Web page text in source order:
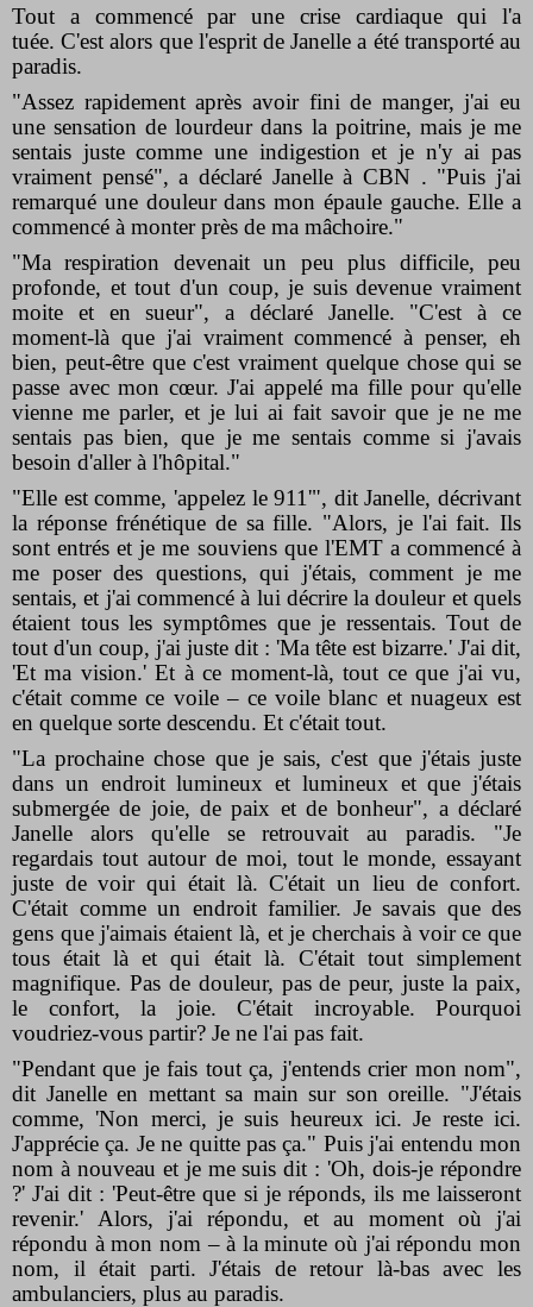
Tout a commencé par une crise cardiaque qui l'a
tuée. C'est alors que l'esprit de Janelle a été transporté au
paradis.
"Assez rapidement après avoir fini de manger, j'ai eu
une sensation de lourdeur dans la poitrine, mais je me
sentais juste comme une indigestion et je n'y ai pas
vraiment pensé", a déclaré Janelle à CBN . "Puis j'ai
remarqué une douleur dans mon épaule gauche. Elle a
commencé à monter près de ma mâchoire."
"Ma respiration devenait un peu plus difficile, peu
profonde, et tout d'un coup, je suis devenue vraiment
moite et en sueur", a déclaré Janelle. "C'est à ce
moment-là que j'ai vraiment commencé à penser, eh
bien, peut-être que c'est vraiment quelque chose qui se
passe avec mon cœur. J'ai appelé ma fille pour qu'elle
vienne me parler, et je lui ai fait savoir que je ne me
sentais pas bien, que je me sentais comme si j'avais
besoin d'aller à l'hôpital."
"Elle est comme, 'appelez le 911'", dit Janelle, décrivant
la réponse frénétique de sa fille. "Alors, je l'ai fait. Ils
sont entrés et je me souviens que l'EMT a commencé à
me poser des questions, qui j'étais, comment je me
sentais, et j'ai commencé à lui décrire la douleur et quels
étaient tous les symptômes que je ressentais. Tout de
tout d'un coup, j'ai juste dit : 'Ma tête est bizarre.' J'ai dit,
'Et ma vision.' Et à ce moment-là, tout ce que j'ai vu,
c'était comme ce voile – ce voile blanc et nuageux est
en quelque sorte descendu. Et c'était tout.
"La prochaine chose que je sais, c'est que j'étais juste
dans un endroit lumineux et lumineux et que j'étais
submergée de joie, de paix et de bonheur", a déclaré
Janelle alors qu'elle se retrouvait au paradis. "Je
regardais tout autour de moi, tout le monde, essayant
juste de voir qui était là. C'était un lieu de confort.
C'était comme un endroit familier. Je savais que des
gens que j'aimais étaient là, et je cherchais à voir ce que
tous était là et qui était là. C'était tout simplement
magnifique. Pas de douleur, pas de peur, juste la paix,
le confort, la joie. C'était incroyable. Pourquoi
voudriez-vous partir? Je ne l'ai pas fait.
"Pendant que je fais tout ça, j'entends crier mon nom",
dit Janelle en mettant sa main sur son oreille. "J'étais
comme, 'Non merci, je suis heureux ici. Je reste ici.
J'apprécie ça. Je ne quitte pas ça." Puis j'ai entendu mon
nom à nouveau et je me suis dit : 'Oh, dois-je répondre
?' J'ai dit : 'Peut-être que si je réponds, ils me laisseront
revenir.' Alors, j'ai répondu, et au moment où j'ai
répondu à mon nom – à la minute où j'ai répondu mon
nom, il était parti. J'étais de retour là-bas avec les
ambulanciers, plus au paradis.